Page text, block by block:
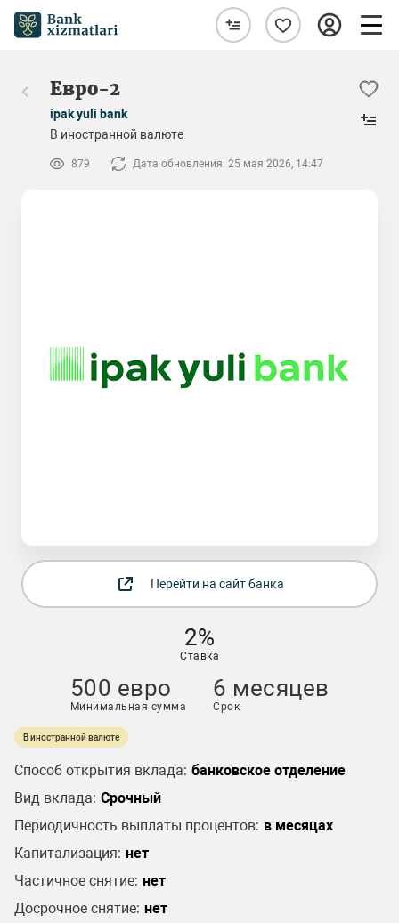
Евро-2
ipak yuli bank
В иностранной валюте
879 Дата обновления: 25 мая 2026, 14:47
Перейти на сайт банка
2%
Ставка
500 евро
Минимальная сумма
6 месяцев
Срок
В иностранной валюте
Способ открытия вклада: банковское отделение
Вид вклада: Срочный
Периодичность выплаты процентов: в месяцах
Капитализация: нет
Частичное снятие: нет
Досрочное снятие: нет